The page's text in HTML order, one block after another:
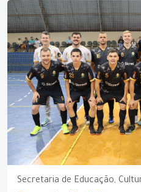
Secretaria de Educação,